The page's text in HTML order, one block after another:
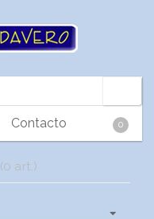
Contacto 0
(0 art.)